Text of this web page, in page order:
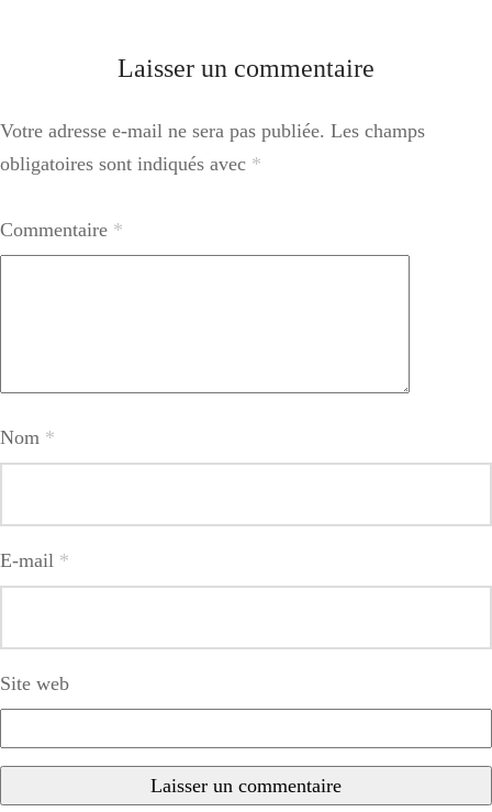
Laisser un commentaire
Votre adresse e-mail ne sera pas publiée. Les champs
obligatoires sont indiqués avec *
Commentaire *
Nom *
E-mail *
Site web